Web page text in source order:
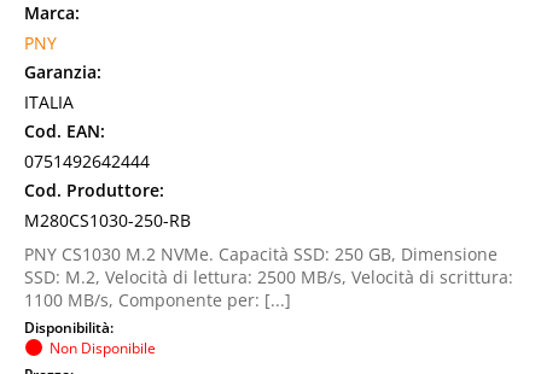
Marca:
PNY
Garanzia:
ITALIA
Cod. EAN:
0751492642444
Cod. Produttore:
M280CS1030-250-RB
PNY CS1030 M.2 NVMe. Capacità SSD: 250 GB, Dimensione
SSD: M.2, Velocità di lettura: 2500 MB/s, Velocità di scrittura:
1100 MB/s, Componente per: [...]
Disponibilità:
Non Disponibile